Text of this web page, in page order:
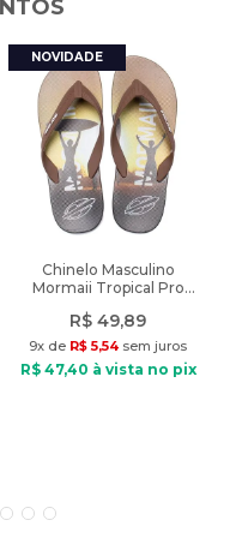
do seu monitor.
Borboleta Multi Roxo
calçados Crocs
pressão
detalhes em relevo
2,5 cm
10g
Chinelo Masculino
Mormaii Tropical Pro
R$ 49,89
9x de R$ 5,54 sem juros
R$ 47,40 à vista no pix